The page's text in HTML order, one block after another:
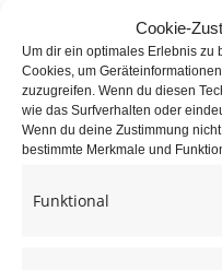
Cookie-
Um dir ein optimales Erlebnis zu
Cookies, um
zuzugreifen. Wenn du diesen
wie das Surfverhalten oder
Wenn du deine Zustimmung
bestimmte Merkmale und
Funktional
Name *
*